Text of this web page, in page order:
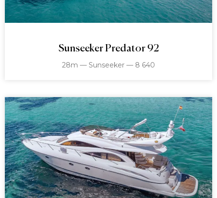
Sunseeker Predator 92
28m — Sunseeker — 8 640